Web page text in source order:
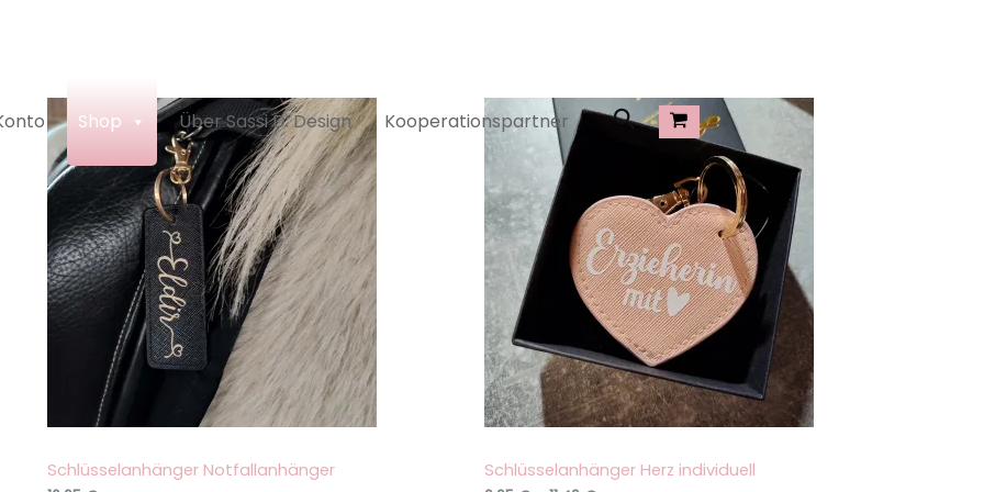
Shop Über Sassi D. Design Kooperationspartner Suchen
Schlüsselanhänger Notfallanhänger Schlüsselanhänger Herz individuell